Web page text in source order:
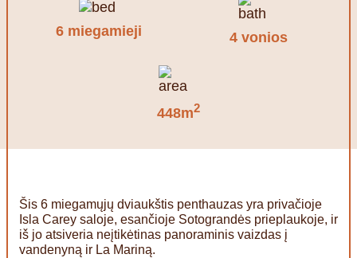
6 miegamieji 4 vonios
448m2
Šis 6 miegamųjų dviaukštis penthauzas yra privačioje
Isla Carey saloje, esančioje Sotograndės prieplaukoje, ir
iš jo atsiveria neįtikėtinas panoraminis vaizdas į
vandenyną ir La Mariną.